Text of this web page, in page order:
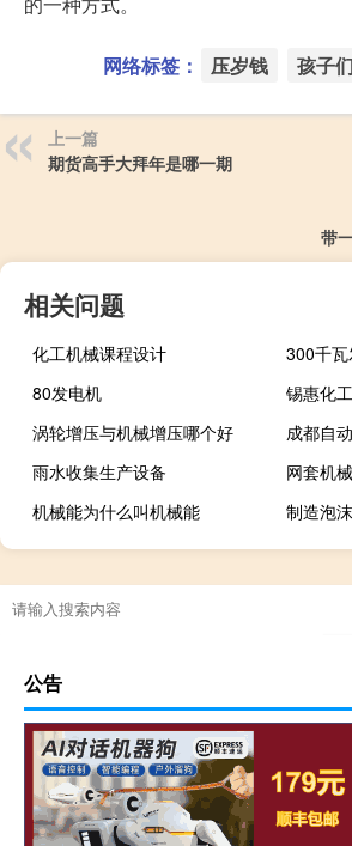
网络标签： 压岁钱 孩子们
上一篇
期货高手大拜年是哪一期
带
相关问题
化工机械课程设计
300千
80发电机
锡惠化
涡轮增压与机械增压哪个好
成都自
雨水收集生产设备
网套机械
机械能为什么叫机械能
制造泡
公告